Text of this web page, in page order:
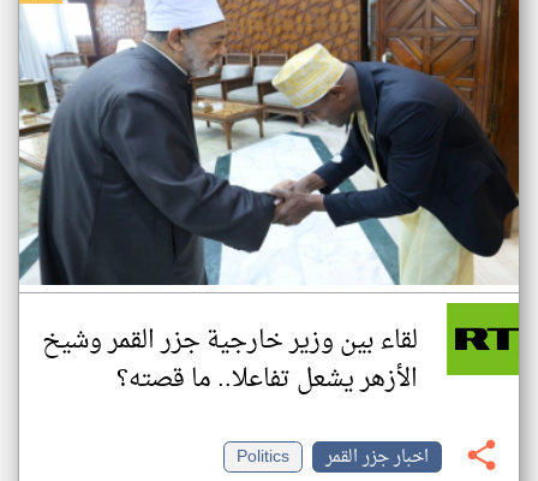
لقاء بين وزير خارجية جزر القمر وشيخ
الأزهر يشعل تفاعلا.. ما قصته؟
اخبار جزر القمر
Politics